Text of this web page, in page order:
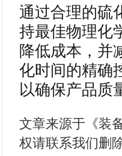
通过合理的硫
持最佳物理化
降低成本，并
化时间的精确
以确保产品质
文章来源于《装
权请联系我们删